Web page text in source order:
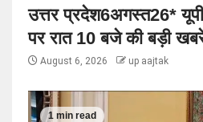
उत्तर प्रदेश6अगस्त26*
पर रात 10 बजे की
August 6, 2026 up aajtak
1 min read